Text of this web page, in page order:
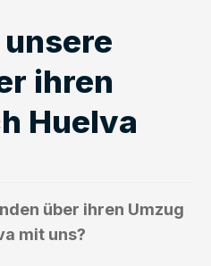
ihren
Huelva
über ihren Umzug
mit uns?